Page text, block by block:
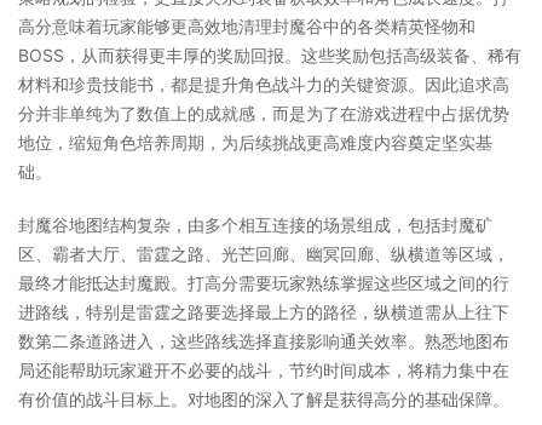
高分意味着玩家能够更高效地清理封魔谷中的各类精英怪物和
BOSS，从而获得更丰厚的奖励回报。这些奖励包括高级装备、稀有
材料和珍贵技能书，都是提升角色战斗力的关键资源。因此追求高
分并非单纯为了数值上的成就感，而是为了在游戏进程中占据优势
地位，缩短角色培养周期，为后续挑战更高难度内容奠定坚实基
础。
封魔谷地图结构复杂，由多个相互连接的场景组成，包括封魔矿
区、霸者大厅、雷霆之路、光芒回廊、幽冥回廊、纵横道等区域，
最终才能抵达封魔殿。打高分需要玩家熟练掌握这些区域之间的行
进路线，特别是雷霆之路要选择最上方的路径，纵横道需从上往下
数第二条道路进入，这些路线选择直接影响通关效率。熟悉地图布
局还能帮助玩家避开不必要的战斗，节约时间成本，将精力集中在
有价值的战斗目标上。对地图的深入了解是获得高分的基础保障。